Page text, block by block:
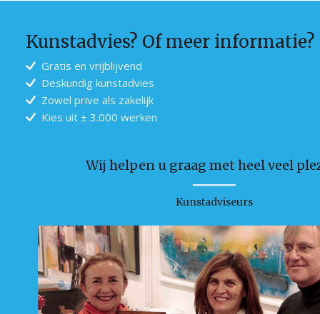
Kunstadvies? Of meer informatie?
Gratis en vrijblijvend
Deskundig kunstadvies
Zowel prive als zakelijk
Kies uit ± 3.000 werken
Wij helpen u graag met heel veel
Kunstadviseurs